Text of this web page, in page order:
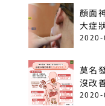
顏面
大症
2020-
莫名
沒改
病！
2020-